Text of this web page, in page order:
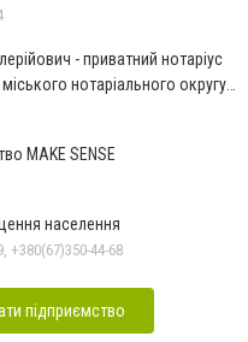
- приватний нотаріус
нотаріального округу
MAKE SENSE
населення
+380(67)350-44-68
підприємство